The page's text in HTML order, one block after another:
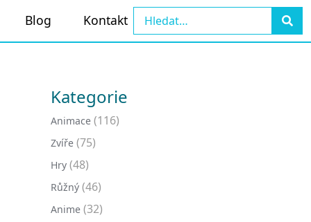
Blog Kontakt
Kategorie
Animace (116)
Zvíře (75)
Hry (48)
Růžný (46)
Anime (32)